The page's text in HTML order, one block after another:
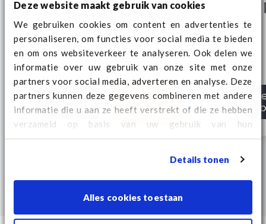
Deze website maakt gebruik van cookies
We gebruiken cookies om content en advertenties te
personaliseren, om functies voor social media te bieden
en om ons websiteverkeer te analyseren. Ook delen we
informatie over uw gebruik van onze site met onze
partners voor social media, adverteren en analyse. Deze
partners kunnen deze gegevens combineren met andere
informatie die u aan ze heeft verstrekt of die ze hebben
verzameld op basis van uw gebruik van hun
services. Kijkhiervoor aanvullende cookie informatie
Details tonen
Alles cookies toestaan
Bekijk
product
Direct
uw
offerte